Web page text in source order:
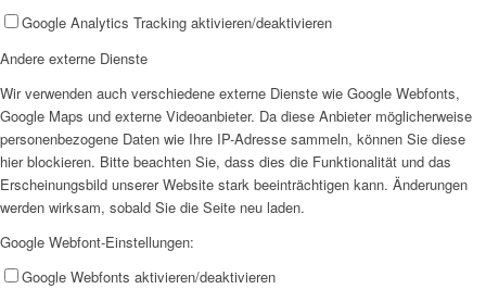
Unser Konzept
Google Analytics Tracking aktivieren/deaktivieren
Andere externe Dienste
Wir verwenden auch verschiedene externe Dienste wie Google Webfonts,
Google Maps und externe Videoanbieter. Da diese Anbieter möglicherweise
personenbezogene Daten wie Ihre IP-Adresse sammeln, können Sie diese
hier blockieren. Bitte beachten Sie, dass dies die Funktionalität und das
Erscheinungsbild unserer Website stark beeinträchtigen kann. Änderungen
werden wirksam, sobald Sie die Seite neu laden.
Google Webfont-Einstellungen:
Google Webfonts aktivieren/deaktivieren